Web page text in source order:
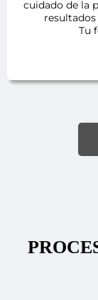
cuidado de la
Tu